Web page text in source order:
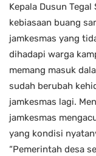
Kepala Dusun
kebiasaan buang
jamkesmas yang
dihadapi warga
memang masuk
sudah berubah
jamkesmas lagi.
jamkesmas
yang kondisi
“Pemerintah desa